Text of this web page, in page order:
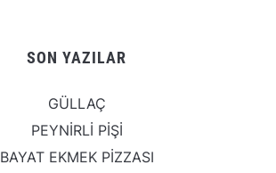
SON YAZILAR
GÜLLAÇ
PEYNİRLİ PİŞİ
BAYAT EKMEK PİZZASI